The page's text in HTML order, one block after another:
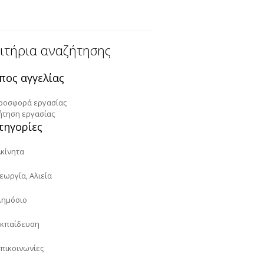
αναζήτησης
αγγελίας
εργασίας
εργασίας
Αλιεία